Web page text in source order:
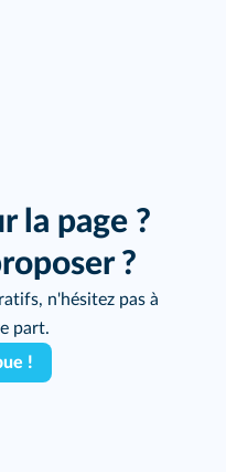
la page ?
?
n'hésitez pas à
part.
!